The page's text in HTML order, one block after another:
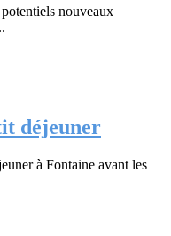
nouveaux
déjeuner
à Fontaine avant les